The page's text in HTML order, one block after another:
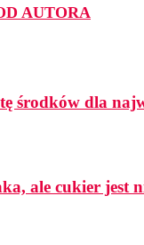
AUTORA
środków dla
ale cukier jest